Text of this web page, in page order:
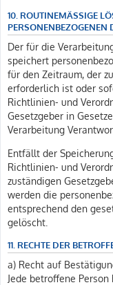
10. ROUTINEMÄSSIGE
ERSONENBEZOGENEN
Der für die
speichert
für den Zeitraum, der
erforderlich ist oder
Richtlinien- und
Gesetzgeber in
Verarbeitung
Entfällt der
Richtlinien- und
zuständigen
werden die
entsprechend den
gelöscht.
11. RECHTE DER
a) Recht auf
Jede betroffene